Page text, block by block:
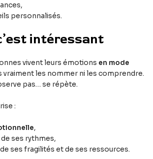
personnalisés.
intéressant
vivent leurs émotions en mode
vraiment les nommer ni les comprendre.
pas… se répète.
:
,
ses rythmes,
ses fragilités et de ses ressources.